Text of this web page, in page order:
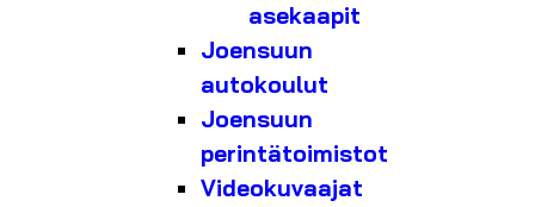
asekaapit
Joensuun
autokoulut
Joensuun
perintätoimistot
Videokuvaajat